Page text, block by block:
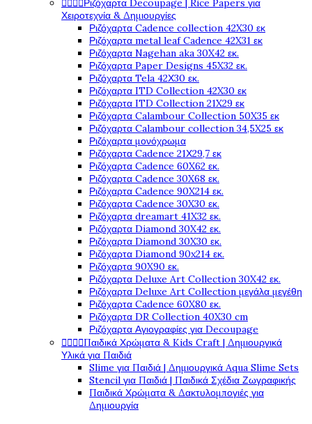
Ριζόχαρτα Decoupage | Rice Papers για
Χειροτεχνία & Δημιουργίες
Ριζόχαρτα Cadence collection 42X30 εκ
Ριζόχαρτα metal leaf Cadence 42X31 εκ
Ριζόχαρτα Nagehan aka 30X42 εκ.
Ριζόχαρτα Paper Designs 45X32 εκ.
Ριζόχαρτα Tela 42Χ30 εκ.
Ριζόχαρτα ITD Collection 42X30 εκ
Ριζόχαρτα ITD Collection 21X29 εκ
Ριζόχαρτα Calambour Collection 50X35 εκ
Ριζόχαρτα Calambour collection 34,5X25 εκ
Ριζόχαρτα μονόχρωμα
Ριζόχαρτα Cadence 21Χ29,7 εκ
Ριζόχαρτα Cadence 60X62 εκ.
Ριζόχαρτα Cadence 30X68 εκ.
Ριζόχαρτα Cadence 90X214 εκ.
Ριζόχαρτα Cadence 30X30 εκ.
Ριζόχαρτα dreamart 41X32 εκ.
Ριζόχαρτα Diamond 30X42 εκ.
Ριζόχαρτα Diamond 30X30 εκ.
Ριζόχαρτα Diamond 90x214 εκ.
Ριζόχαρτα 90X90 εκ.
Ριζόχαρτα Deluxe Art Collection 30X42 εκ.
Ριζόχαρτα Deluxe Art Collection μεγάλα μεγέθη
Ριζόχαρτα Cadence 60X80 εκ.
Ριζόχαρτα DR Collection 40X30 cm
Ριζόχαρτα Αγιογραφίες για Decoupage
Παιδικά Χρώματα & Kids Craft | Δημιουργικά
Υλικά για Παιδιά
Slime για Παιδιά | Δημιουργικά Aqua Slime Sets
Stencil για Παιδιά | Παιδικά Σχέδια Ζωγραφικής
Παιδικά Χρώματα & Δακτυλομπογιές για
Δημιουργία